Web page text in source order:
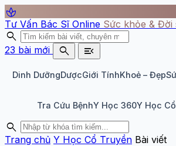
spa
Tư Vấn Bác Sĩ Online Sức khỏe & Đời
search
23 bài mới search menu_open
Dinh DưỡngDượcGiới TínhKhoẻ – Đẹp
Tra Cứu BệnhY Học 360Y Học
search
Trang chủ Y Học Cổ Truyền Bài viết